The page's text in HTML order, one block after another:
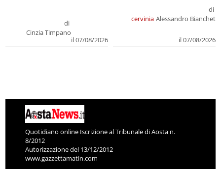
di
Cinzia Timpano
il 07/08/2026
cervinia
di
Alessandro Bianchet
il 07/08/2026
Quotidiano online Iscrizione al Tribunale di Aosta n.
8/2012
Autorizzazione del 13/12/2012
www.gazzettamatin.com